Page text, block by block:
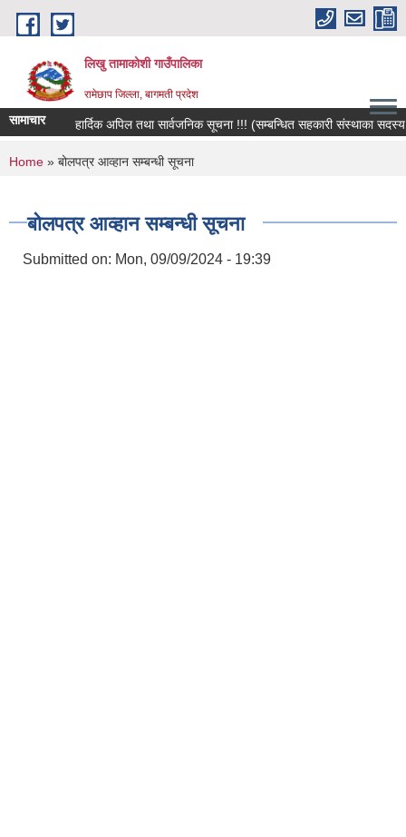
Skip to main content
लिखु तामाकोशी गाउँपालिका
रामेछाप जिल्ला, बागमती प्रदेश
सामाचार हार्दिक अपिल तथा सार्वजनिक सूचना !!! (सम्बन्धित सहकारी संस्थाका सदस्य,
You are here
Home » बोलपत्र आव्हान सम्बन्धी सूचना
बोलपत्र आव्हान सम्बन्धी सूचना
Submitted on: Mon, 09/09/2024 - 19:39